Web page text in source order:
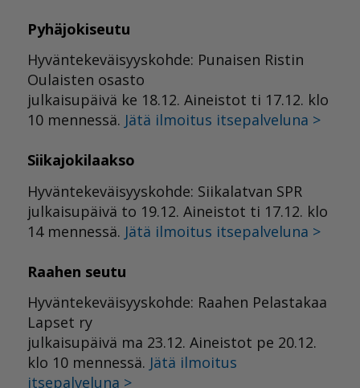
Pyhäjokiseutu
Hyväntekeväisyyskohde: Punaisen Ristin
Oulaisten osasto
julkaisupäivä ke 18.12. Aineistot ti 17.12. klo
10 mennessä. Jätä ilmoitus itsepalveluna >
Siikajokilaakso
Hyväntekeväisyyskohde: Siikalatvan SPR
julkaisupäivä to 19.12. Aineistot ti 17.12. klo
14 mennessä. Jätä ilmoitus itsepalveluna >
Raahen seutu
Hyväntekeväisyyskohde: Raahen Pelastakaa
Lapset ry
julkaisupäivä ma 23.12. Aineistot pe 20.12.
klo 10 mennessä. Jätä ilmoitus
itsepalveluna >